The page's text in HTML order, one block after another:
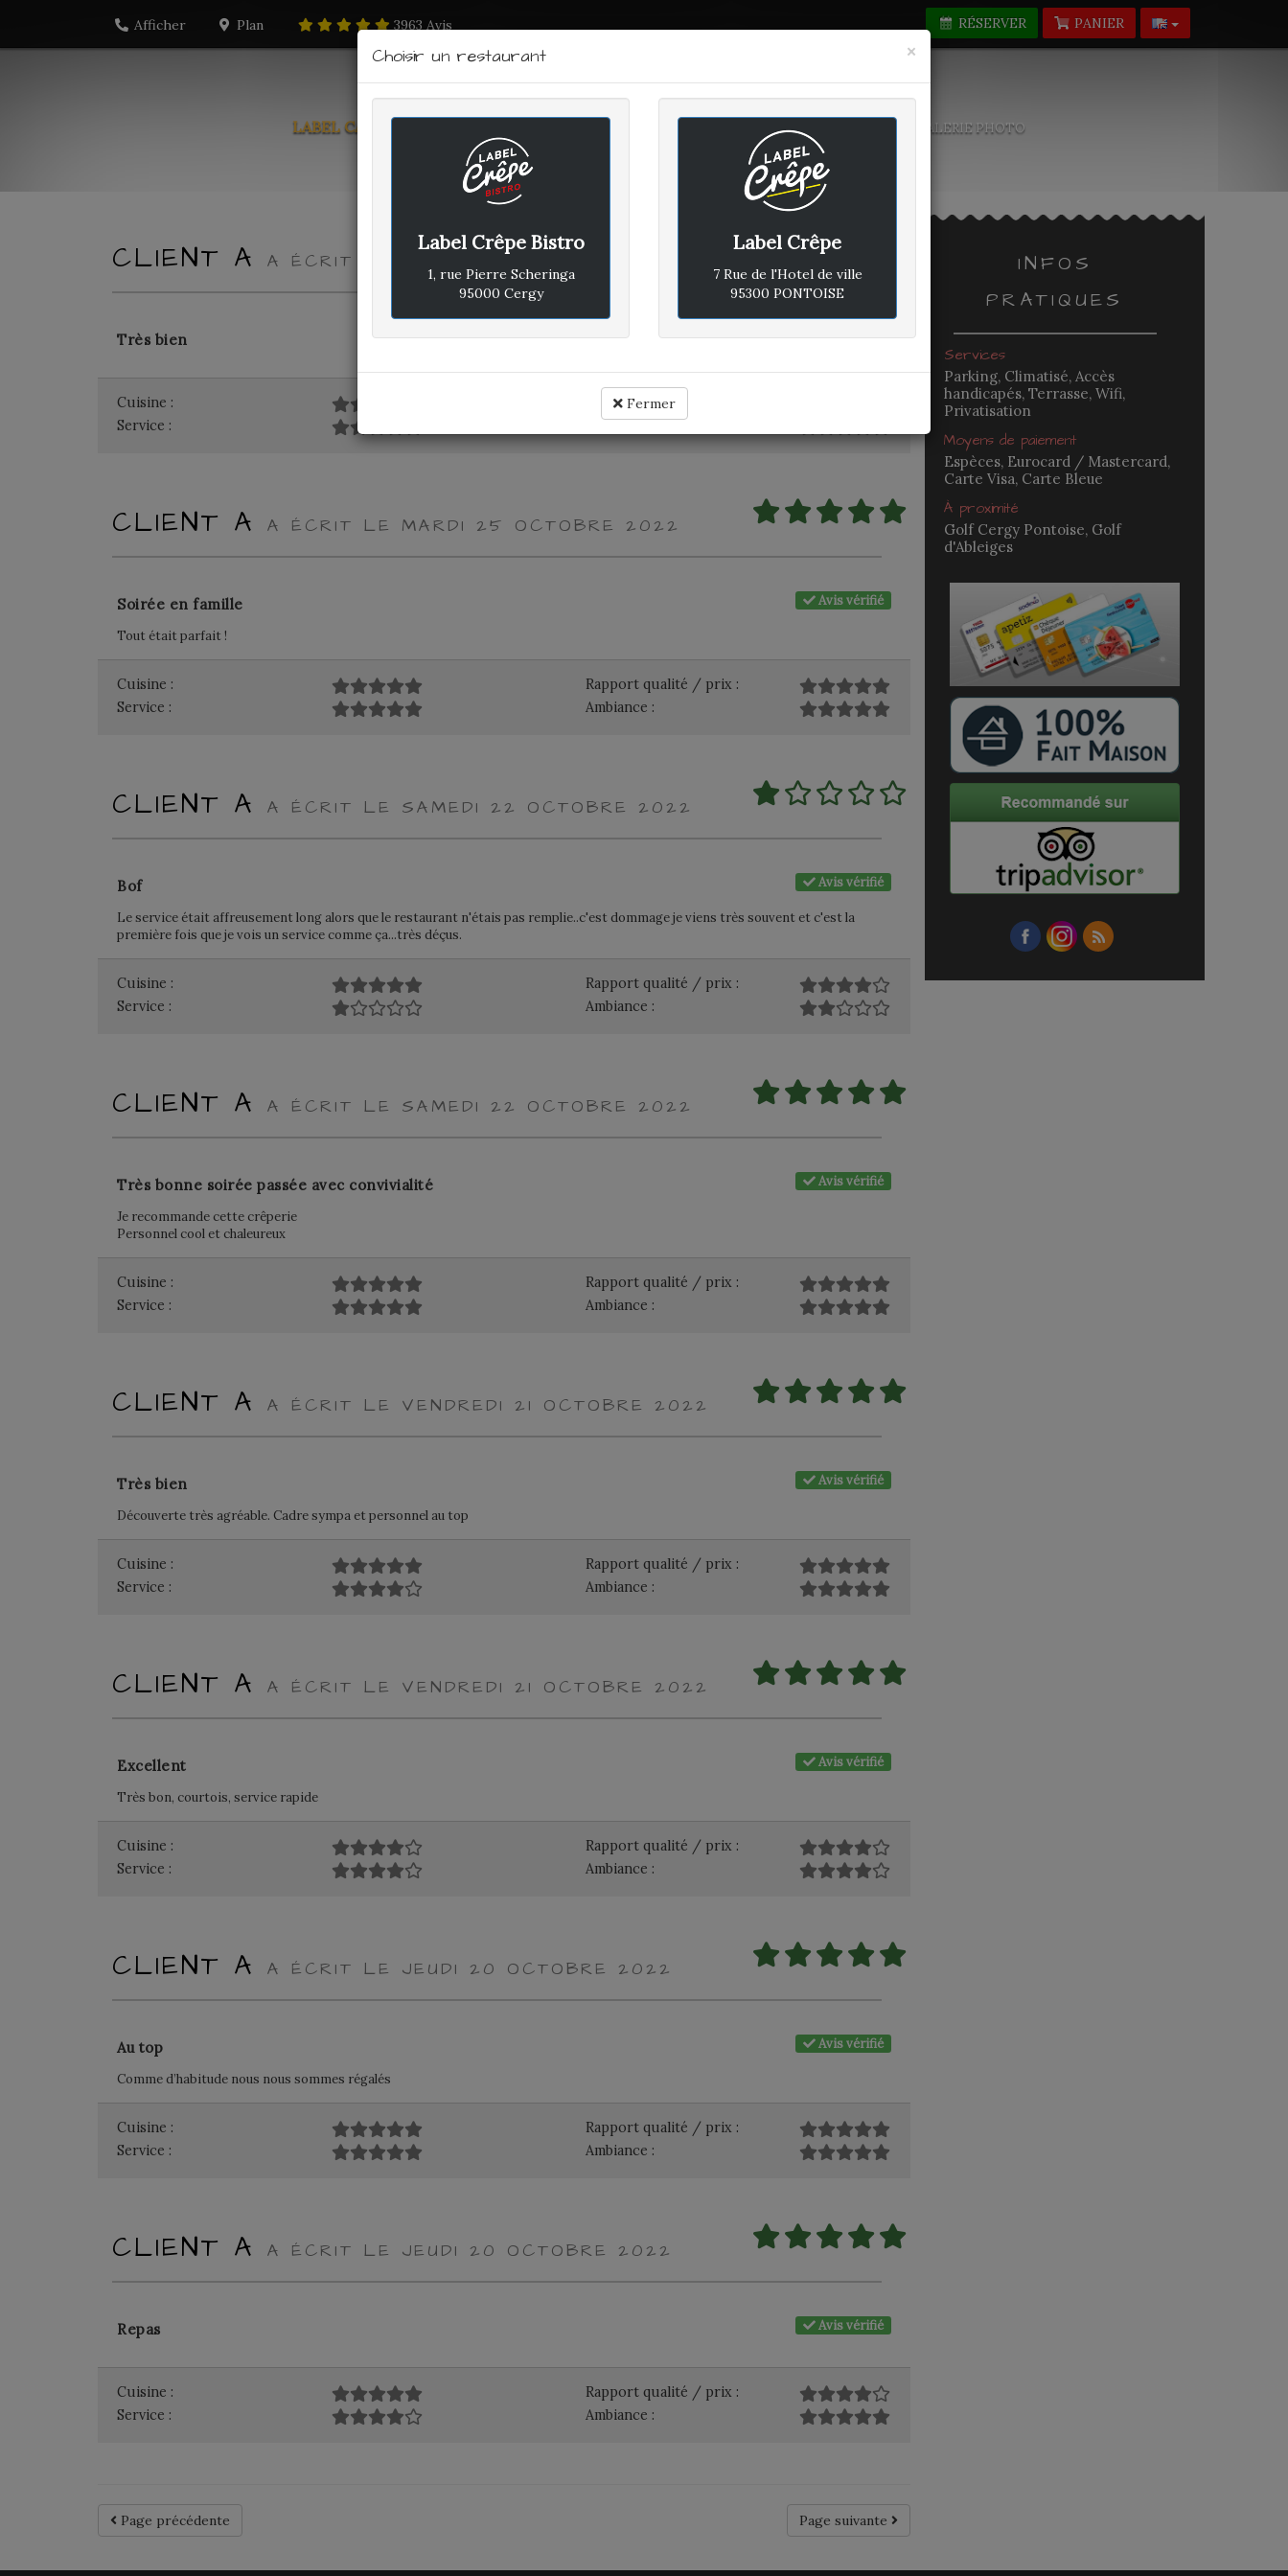
PANIER
RÉSERVER
Afficher Plan 3963 Avis
LABEL CRÊPE - BISTRO
LABEL CARTE CONTACTEZ-NOUS GALERIE PHOTO
CLIENT A A ÉCRIT LE MERCREDI 26 OCTOBRE 2022
Avis vérifié
Très bien
Cuisine :
Rapport qualité / prix :
Service :
Ambiance :
CLIENT A A ÉCRIT LE MARDI 25 OCTOBRE 2022
Avis vérifié
Soirée en famille
Tout était parfait !
Cuisine :
Rapport qualité / prix :
Service :
Ambiance :
CLIENT A A ÉCRIT LE SAMEDI 22 OCTOBRE 2022
Avis vérifié
Bof
Le service était affreusement long alors que le restaurant n'étais pas remplie..c'est dommage je viens très souvent et c'est la
première fois que je vois un service comme ça...très déçus.
Cuisine :
Rapport qualité / prix :
Service :
Ambiance :
CLIENT A A ÉCRIT LE SAMEDI 22 OCTOBRE 2022
Avis vérifié
Très bonne soirée passée avec convivialité
Je recommande cette crêperie
Personnel cool et chaleureux
Cuisine :
Rapport qualité / prix :
Service :
Ambiance :
CLIENT A A ÉCRIT LE VENDREDI 21 OCTOBRE 2022
Avis vérifié
Très bien
Découverte très agréable. Cadre sympa et personnel au top
Cuisine :
Rapport qualité / prix :
Service :
Ambiance :
CLIENT A A ÉCRIT LE VENDREDI 21 OCTOBRE 2022
Avis vérifié
Excellent
Très bon, courtois, service rapide
Cuisine :
Rapport qualité / prix :
Service :
Ambiance :
CLIENT A A ÉCRIT LE JEUDI 20 OCTOBRE 2022
Avis vérifié
Au top
Comme d’habitude nous nous sommes régalés
Cuisine :
Rapport qualité / prix :
Service :
Ambiance :
CLIENT A A ÉCRIT LE JEUDI 20 OCTOBRE 2022
Avis vérifié
Repas
Cuisine :
Rapport qualité / prix :
Service :
Ambiance :
Page suivante
Page précédente
INFOS
PRATIQUES
Services
Parking, Climatisé, Accès
handicapés, Terrasse, Wifi,
Privatisation
Moyens de paiement
Espèces, Eurocard / Mastercard,
Carte Visa, Carte Bleue
À proximité
Golf Cergy Pontoise, Golf
d'Ableiges
× Fermer
Choisir un restaurant
Label Crêpe Bistro
1, rue Pierre Scheringa
95000 Cergy
Label Crêpe
7 Rue de l'Hotel de ville
95300 PONTOISE
Fermer